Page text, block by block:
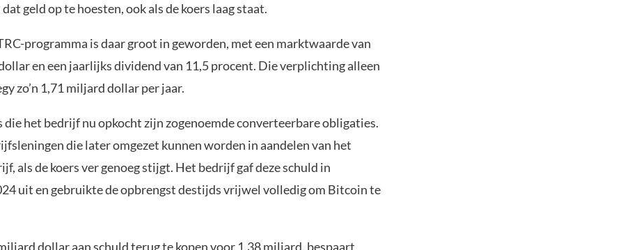
geld op te hoesten, ook als de koers laag staat.
programma is daar groot in geworden, met een marktwaarde van
en een jaarlijks dividend van 11,5 procent. Die verplichting alleen
zo’n 1,71 miljard dollar per jaar.
die het bedrijf nu opkocht zijn zogenoemde converteerbare obligaties.
die later omgezet kunnen worden in aandelen van het
als de koers ver genoeg stijgt. Het bedrijf gaf deze schuld in
uit en gebruikte de opbrengst destijds vrijwel volledig om Bitcoin te
dollar aan schuld terug te kopen voor 1,38 miljard, bespaart